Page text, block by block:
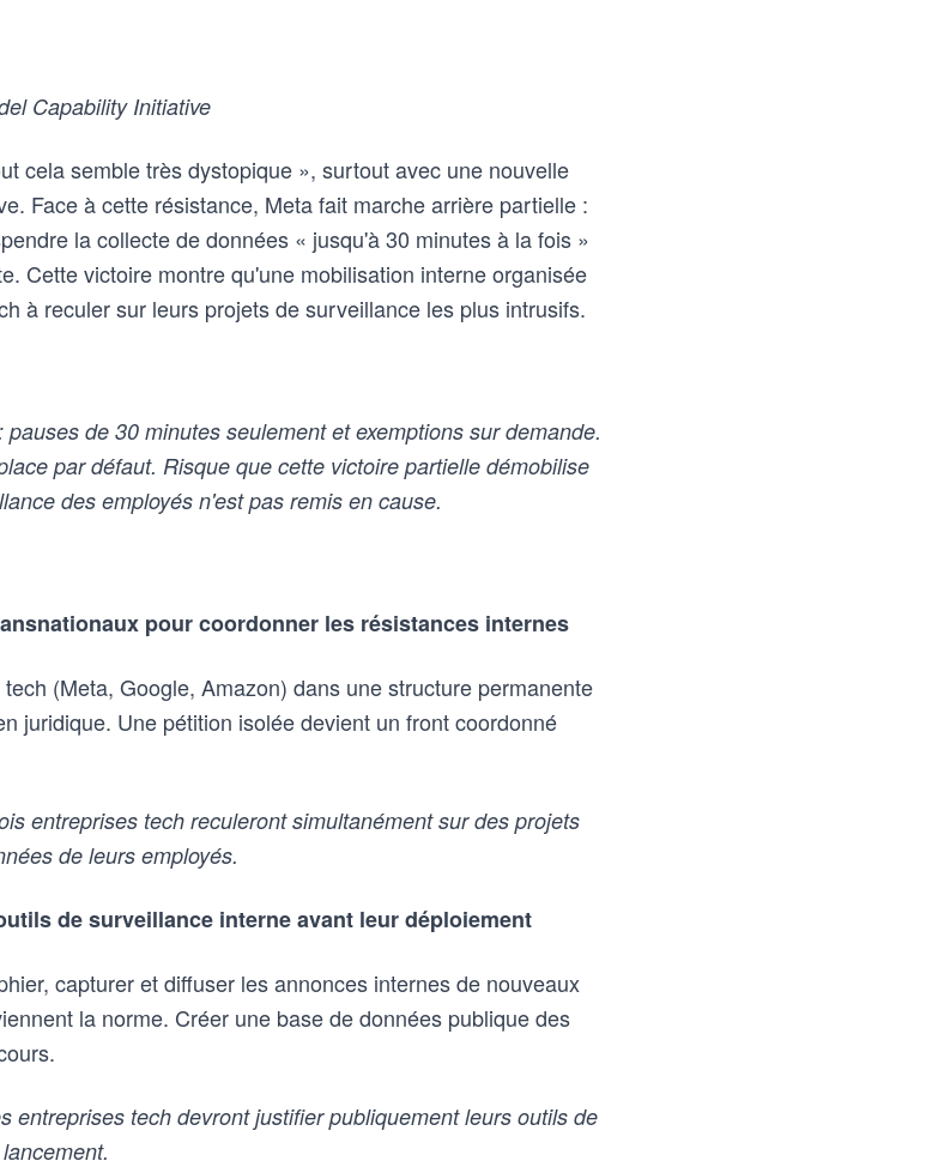
Capability Initiative
cela semble très dystopique », surtout avec une nouvelle
Face à cette résistance, Meta fait marche arrière partielle :
la collecte de données « jusqu'à 30 minutes à la fois »
Cette victoire montre qu'une mobilisation interne organisée
à reculer sur leurs projets de surveillance les plus intrusifs.
de 30 minutes seulement et exemptions sur demande.
par défaut. Risque que cette victoire partielle démobilise
des employés n'est pas remis en cause.
pour coordonner les résistances internes
(Meta, Google, Amazon) dans une structure permanente
juridique. Une pétition isolée devient un front coordonné
entreprises tech reculeront simultanément sur des projets
de leurs employés.
de surveillance interne avant leur déploiement
capturer et diffuser les annonces internes de nouveaux
la norme. Créer une base de données publique des
tech devront justifier publiquement leurs outils de